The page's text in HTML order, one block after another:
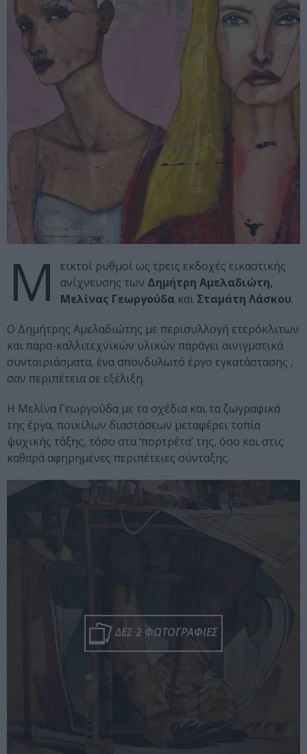
Μ
εικτοί ρυθμοί ως τρεις εκδοχές εικαστικής
ανίχνευσης των Δημήτρη Αμελαδιώτη,
Μελίνας Γεωργούδα και Σταμάτη Λάσκου.
Ο Δημήτρης Αμελαδιώτης με περισυλλογή ετερόκλιτων
και παρα-καλλιτεχνικών υλικών παράγει αινιγματικά
συνταιριάσματα, ένα σπονδυλωτό έργο εγκατάστασης ,
σαν περιπέτεια σε εξέλιξη.
Η Μελίνα Γεωργούδα με τα σχέδια και τα ζωγραφικά
της έργα, ποικίλων διαστάσεων μεταφέρει τοπία
ψυχικής τάξης, τόσο στα ‘πορτρέτα’ της, όσο και στις
καθαρά αφηρημένες περιπέτειες σύνταξης.
ΔΕΣ 2 ΦΩΤΟΓΡΑΦΙΕΣ